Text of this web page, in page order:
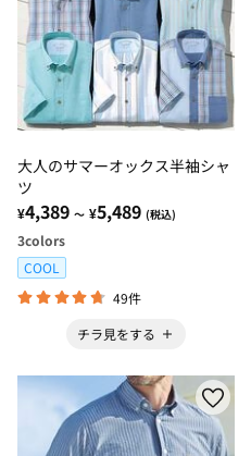
大人のサマーオックス半袖シャ
ツ
¥4,389 ～ ¥5,489 (税込)
3colors
COOL
49件
チラ見をする